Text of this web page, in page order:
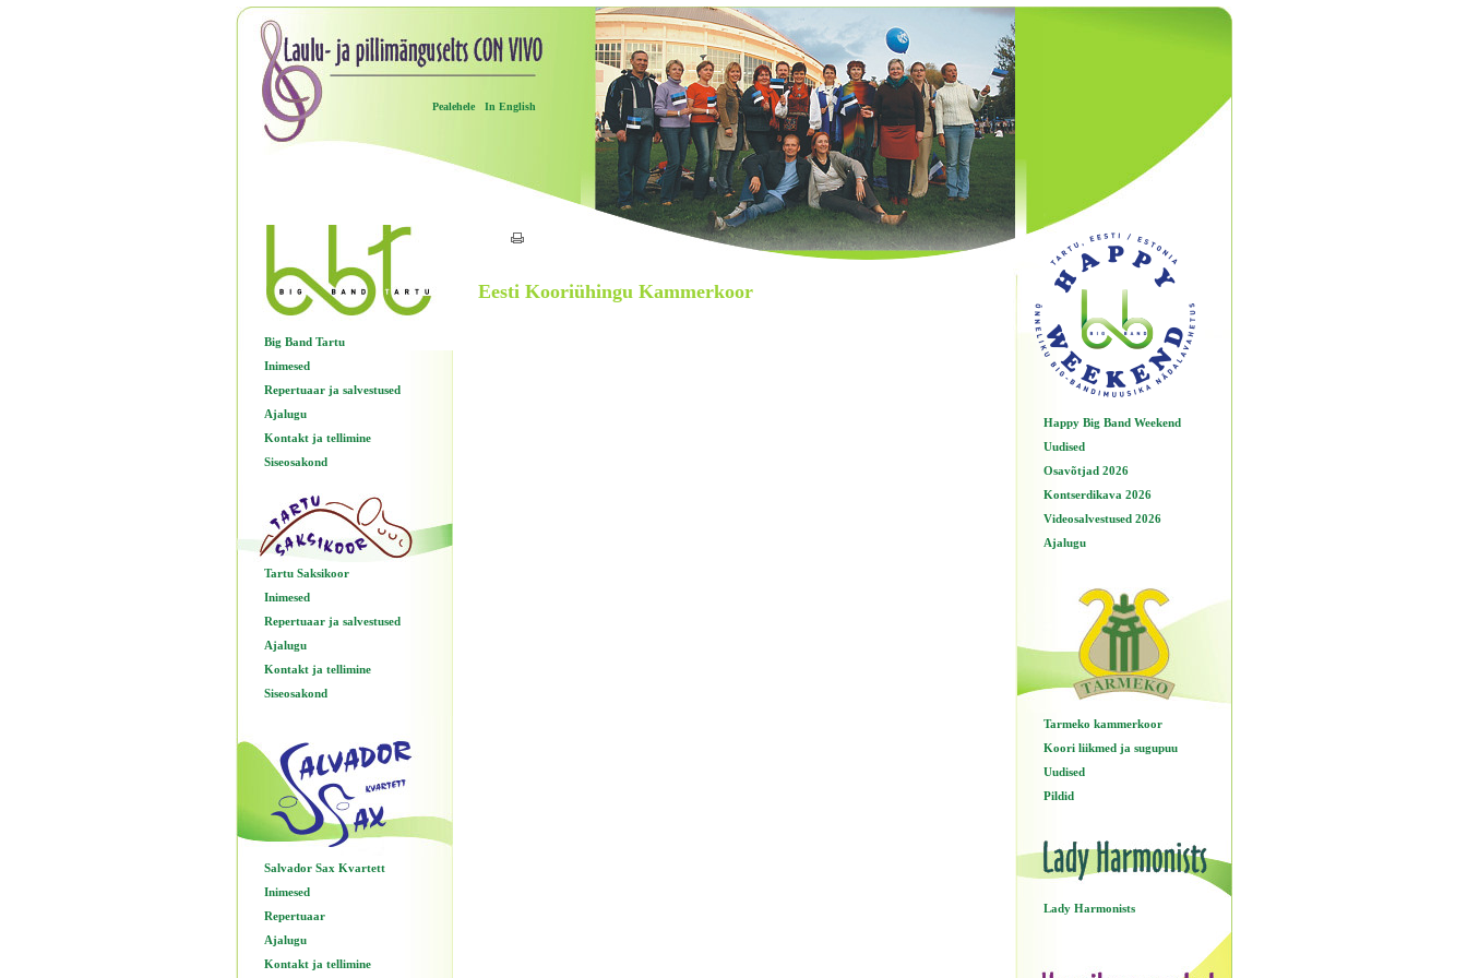
Pealehele In English
Big Band Tartu
Inimesed
Repertuaar ja salvestused
Ajalugu
Kontakt ja tellimine
Siseosakond
Tartu Saksikoor
Inimesed
Repertuaar ja salvestused
Ajalugu
Kontakt ja tellimine
Siseosakond
Salvador Sax Kvartett
Inimesed
Repertuaar
Ajalugu
Kontakt ja tellimine
Happy Big Band Weekend
Uudised
Osavõtjad 2026
Kontserdikava 2026
Videosalvestused 2026
Ajalugu
Tarmeko kammerkoor
Koori liikmed ja sugupuu
Uudised
Pildid
Lady Harmonists
Eesti Kooriühingu Kammerkoor